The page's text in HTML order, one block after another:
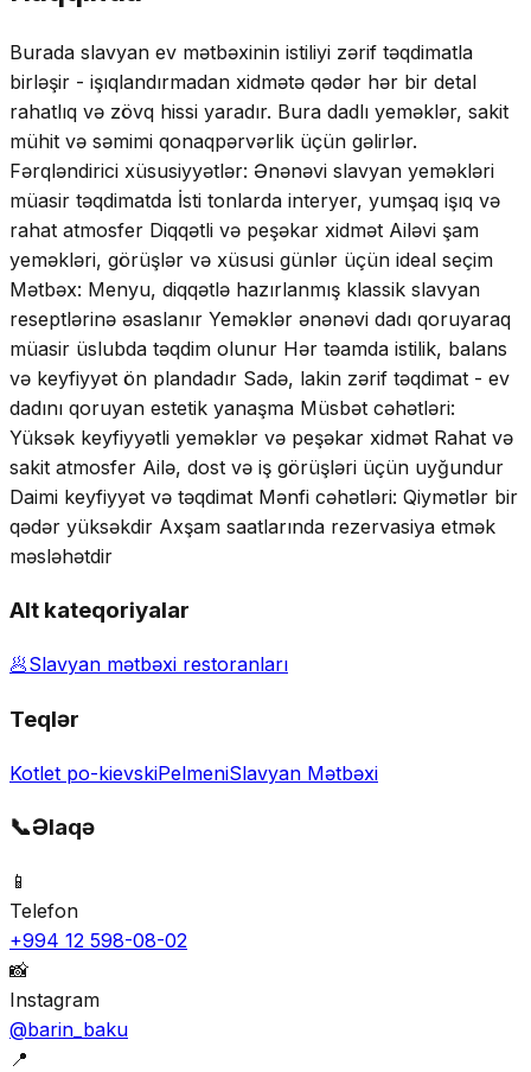
Burada slavyan ev mətbəxinin istiliyi zərif təqdimatla
birləşir - işıqlandırmadan xidmətə qədər hər bir detal
rahatlıq və zövq hissi yaradır. Bura dadlı yeməklər, sakit
mühit və səmimi qonaqpərvərlik üçün gəlirlər.
Fərqləndirici xüsusiyyətlər: Ənənəvi slavyan yeməkləri
müasir təqdimatda İsti tonlarda interyer, yumşaq işıq və
rahat atmosfer Diqqətli və peşəkar xidmət Ailəvi şam
yeməkləri, görüşlər və xüsusi günlər üçün ideal seçim
Mətbəx: Menyu, diqqətlə hazırlanmış klassik slavyan
reseptlərinə əsaslanır Yeməklər ənənəvi dadı qoruyaraq
müasir üslubda təqdim olunur Hər təamda istilik, balans
və keyfiyyət ön plandadır Sadə, lakin zərif təqdimat - ev
dadını qoruyan estetik yanaşma Müsbət cəhətləri:
Yüksək keyfiyyətli yeməklər və peşəkar xidmət Rahat və
sakit atmosfer Ailə, dost və iş görüşləri üçün uyğundur
Daimi keyfiyyət və təqdimat Mənfi cəhətləri: Qiymətlər bir
qədər yüksəkdir Axşam saatlarında rezervasiya etmək
məsləhətdir
Alt kateqoriyalar
🥟Slavyan mətbəxi restoranları
Teqlər
Kotlet po-kievskiPelmeniSlavyan Mətbəxi
📞Əlaqə
📱
Telefon
+994 12 598-08-02
📸
Instagram
@barin_baku
📍